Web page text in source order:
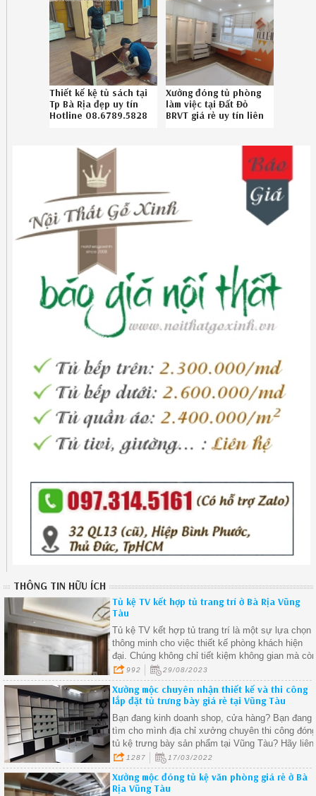
Thiết kế kệ tủ sách tại
Tp Bà Rịa đẹp uy tín
Hotline 08.6789.5828
Xưởng đóng tủ phòng
làm việc tại Đất Đỏ
BRVT giá rẻ uy tín liên
THÔNG TIN HỮU ÍCH
Tủ kệ TV kết hợp tủ trang trí ở Bà Rịa Vũng
Tàu
Tủ kệ TV kết hợp tủ trang trí là một sự lựa chọn
thông minh cho việc thiết kế phòng khách hiện
đại. Chúng không chỉ tiết kiệm không gian mà
tạo điểm nhấn thẩm mỹ và cung cấp sự tiện lợi
trong việc lưu trữ
992 29/08/2023
Xưởng mộc chuyên nhận thiết kế và thi công
lắp đặt tủ trưng bày giá rẻ tại Vũng Tàu
Bạn đang kinh doanh shop, cửa hàng? Bạn đang
tìm cho mình địa chỉ xưởng chuyên thi công
tủ kệ trưng bày sản phẩm tại Vũng Tàu? Hãy liên
hệ với Xưởng Mộc Vũng Tàu ngay để nhận được
những ưu đãi tôt nhất.
1287 17/03/2022
Xưởng mộc đóng tủ kệ văn phòng giá rẻ ở Bà
Rịa Vũng Tàu